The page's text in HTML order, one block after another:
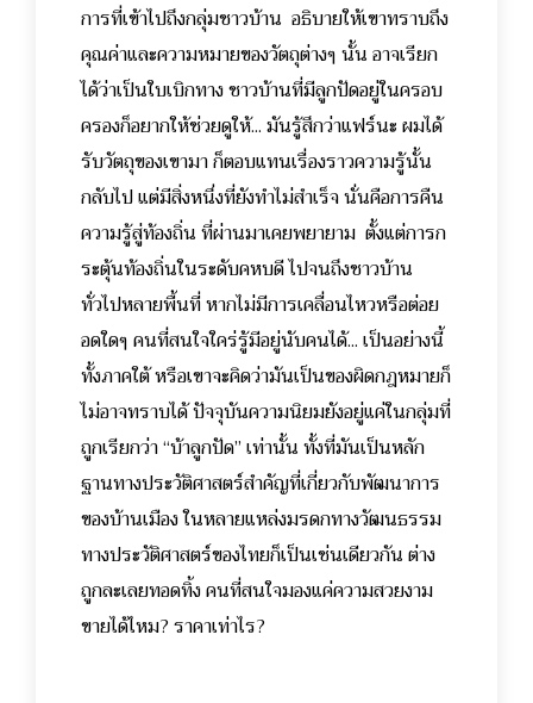
การที่เข้าไปถึงกลุ่มชาวบ้าน อธิบายให้เขาทราบถึง
คุณค่าและความหมายของวัตถุต่างๆ นั้น อาจเรียก
ได้ว่าเป็นใบเบิกทาง ชาวบ้านที่มีลูกปัดอยู่ในครอบ
ครองก็อยากให้ช่วยดูให้... มันรู้สึกว่าแฟร์นะ ผมได้
รับวัตถุของเขามา ก็ตอบแทนเรื่องราวความรู้นั้น
กลับไป แต่มีสิ่งหนึ่งที่ยังทำไม่สำเร็จ นั่นคือการคืน
ความรู้สู่ท้องถิ่น ที่ผ่านมาเคยพยายาม ตั้งแต่การก
ระตุ้นท้องถิ่นในระดับคหบดี ไปจนถึงชาวบ้าน
ทั่วไปหลายพื้นที่ หากไม่มีการเคลื่อนไหวหรือต่อย
อดใดๆ คนที่สนใจใคร่รู้มีอยู่นับคนได้... เป็นอย่างนี้
ทั้งภาคใต้ หรือเขาจะคิดว่ามันเป็นของผิดกฎหมายก็
ไม่อาจทราบได้ ปัจจุบันความนิยมยังอยู่แค่ในกลุ่มที่
ถูกเรียกว่า “บ้าลูกปัด” เท่านั้น ทั้งที่มันเป็นหลัก
ฐานทางประวัติศาสตร์สำคัญที่เกี่ยวกับพัฒนาการ
ของบ้านเมือง ในหลายแหล่งมรดกทางวัฒนธรรม
ทางประวัติศาสตร์ของไทยก็เป็นเช่นเดียวกัน ต่าง
ถูกละเลยทอดทิ้ง คนที่สนใจมองแค่ความสวยงาม
ขายได้ไหม? ราคาเท่าไร?